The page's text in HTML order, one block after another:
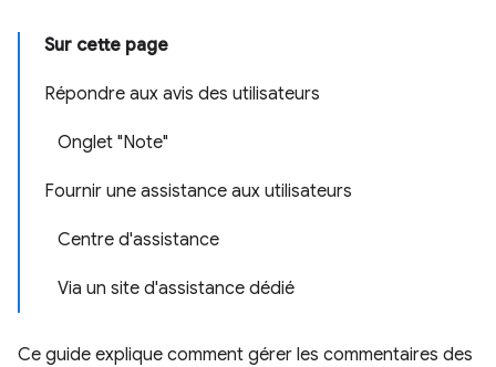
Sur cette page
Répondre aux avis des utilisateurs
Onglet "Note"
Fournir une assistance aux utilisateurs
Centre d'assistance
Via un site d'assistance dédié
Ce guide explique comment gérer les commentaires des